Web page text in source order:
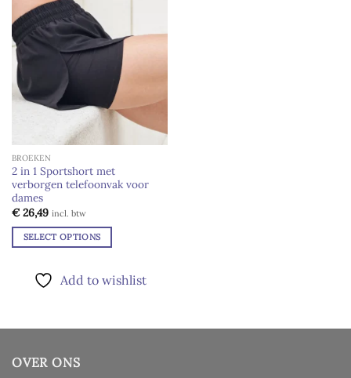
BROEKEN
2 in 1 Sportshort met
verborgen telefoonvak voor
dames
€26,49 incl. btw
SELECT OPTIONS
product
kan
Add to wishlist
OVER ONS